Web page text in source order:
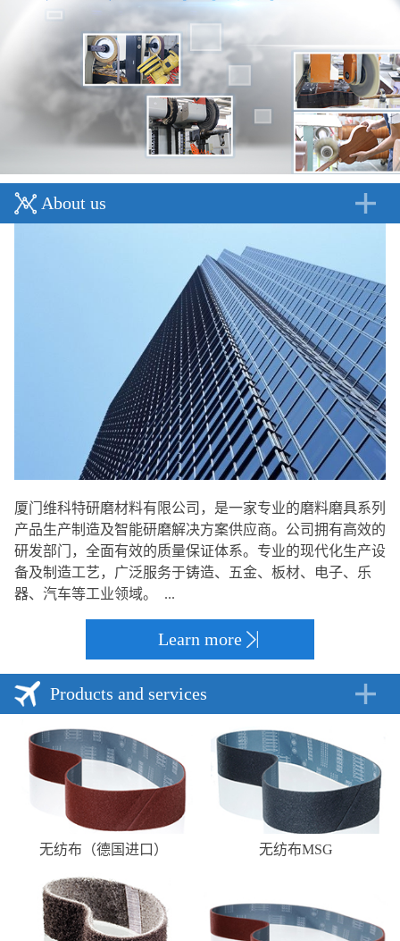
About us
厦门维科特研磨材料有限公司，是一家专业的磨料磨具系列
产品生产制造及智能研磨解决方案供应商。公司拥有高效的
研发部门，全面有效的质量保证体系。专业的现代化生产设
备及制造工艺，广泛服务于铸造、五金、板材、电子、乐
器、汽车等工业领域。 ...
Learn more
Products and services
无纺布（德国进口） 无纺布MSG